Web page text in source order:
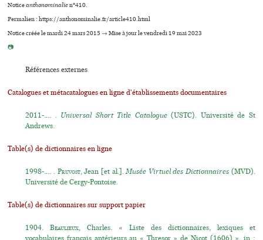
Noticeanthonominalien°410.
Permalien : https://anthonominalie.fr/article410.html
Notice créée le mardi 24 mars 2015 → Mise à jour le vendredi 19 mai 2023
📷
Références externes
Catalogues et métacatalogues en ligne d'établissements documentaires
2011-.... . Universal Short Title Catalogue(USTC). Université de St
Andrews.
Table(s) de dictionnaires en ligne
1998-.... . Pruvost, Jean [et al.].Musée Virtuel des Dictionnaires(MVD).
Université de Cergy-Pontoise.
Table(s) de dictionnaires sur support papier
1904.Beaulieux, Charles. « Liste des dictionnaires, lexiques et